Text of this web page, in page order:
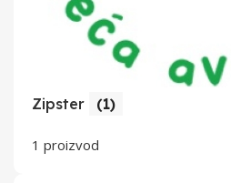
Zipster (1)
1 proizvod